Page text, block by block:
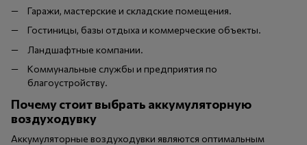
Гаражи, мастерские и складские помещения.
Гостиницы, базы отдыха и коммерческие объекты.
Ландшафтные компании.
Коммунальные службы и предприятия по
благоустройству.
Почему стоит выбрать аккумуляторную
воздуходувку
Аккумуляторные воздуходувки являются оптимальным